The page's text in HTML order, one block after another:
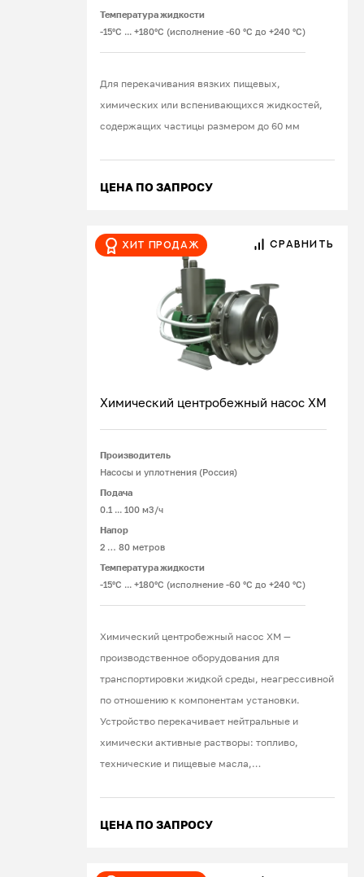
Температура жидкости
-15°С ... +180°С (исполнение -60 °С до +240 °С)
Для перекачивания вязких пищевых,
химических или вспенивающихся жидкостей,
содержащих частицы размером до 60 мм
ЦЕНА ПО ЗАПРОСУ
Хит продаж СРАВНИТЬ
Химический центробежный насос ХМ
Производитель
Насосы и уплотнения (Россия)
Подача
0.1 ... 100 м3/ч
Напор
2 … 80 метров
Температура жидкости
-15°С ... +180°С (исполнение -60 °С до +240 °С)
Химический центробежный насос ХМ —
производственное оборудования для
транспортировки жидкой среды, неагрессивной
по отношению к компонентам установки.
Устройство перекачивает нейтральные и
химически активные растворы: топливо,
технические и пищевые масла,
кислоты, соли. При эксплуатации оборудования
американской фирмы John Crane. В
ЦЕНА ПО ЗАПРОСУ